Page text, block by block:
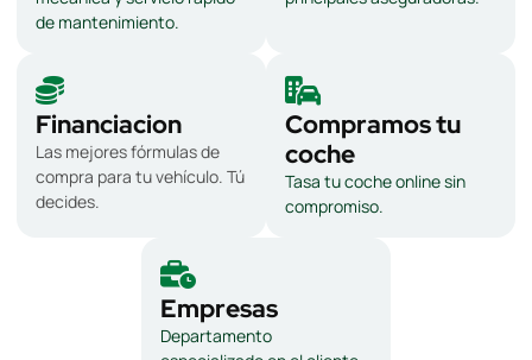
de mantenimiento.
Financiacion
Las mejores fórmulas de
compra para tu vehículo. Tú
decides.
Compramos tu
coche
Tasa tu coche online sin
compromiso.
Empresas
Departamento